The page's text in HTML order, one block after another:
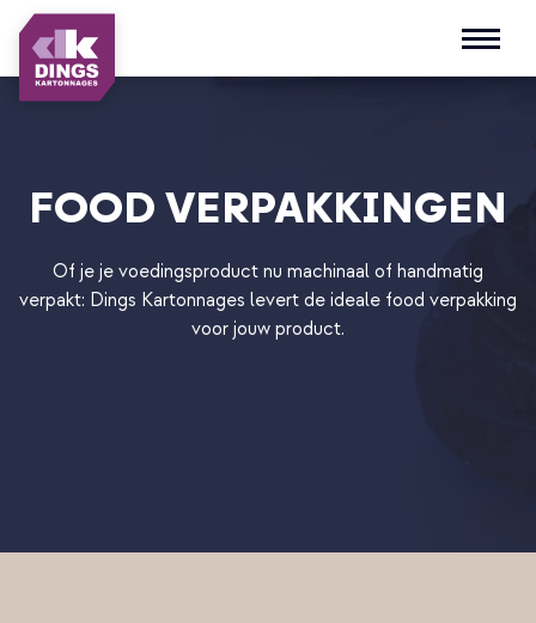
Open
FOOD VERPAKKINGEN
Of je je voedingsproduct nu machinaal of handmatig
verpakt: Dings Kartonnages levert de ideale food verpakking
voor jouw product.